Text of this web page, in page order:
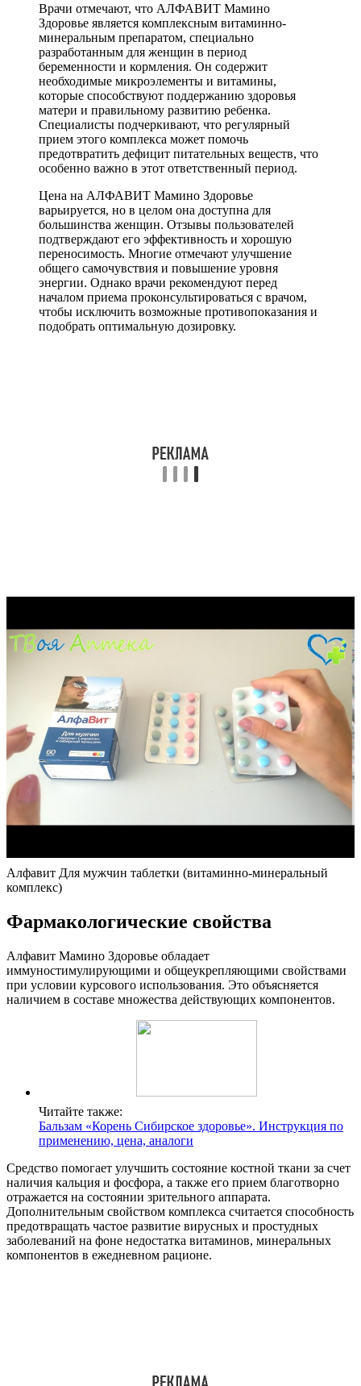
Врачи отмечают, что АЛФАВИТ Мамино
Здоровье является комплексным витаминно-
минеральным препаратом, специально
разработанным для женщин в период
беременности и кормления. Он содержит
необходимые микроэлементы и витамины,
которые способствуют поддержанию здоровья
матери и правильному развитию ребенка.
Специалисты подчеркивают, что регулярный
прием этого комплекса может помочь
предотвратить дефицит питательных веществ, что
особенно важно в этот ответственный период.
Цена на АЛФАВИТ Мамино Здоровье
варьируется, но в целом она доступна для
большинства женщин. Отзывы пользователей
подтверждают его эффективность и хорошую
переносимость. Многие отмечают улучшение
общего самочувствия и повышение уровня
энергии. Однако врачи рекомендуют перед
началом приема проконсультироваться с врачом,
чтобы исключить возможные противопоказания и
подобрать оптимальную дозировку.
Алфавит Для мужчин таблетки (витаминно-минеральный
комплекс)
Фармакологические свойства
Алфавит Мамино Здоровье обладает
иммуностимулирующими и общеукрепляющими свойствами
при условии курсового использования. Это объясняется
наличием в составе множества действующих компонентов.
Читайте также:
Бальзам «Корень Сибирское здоровье». Инструкция по
применению, цена, аналоги
Средство помогает улучшить состояние костной ткани за счет
наличия кальция и фосфора, а также его прием благотворно
отражается на состоянии зрительного аппарата.
Дополнительным свойством комплекса считается способность
предотвращать частое развитие вирусных и простудных
заболеваний на фоне недостатка витаминов, минеральных
компонентов в ежедневном рационе.